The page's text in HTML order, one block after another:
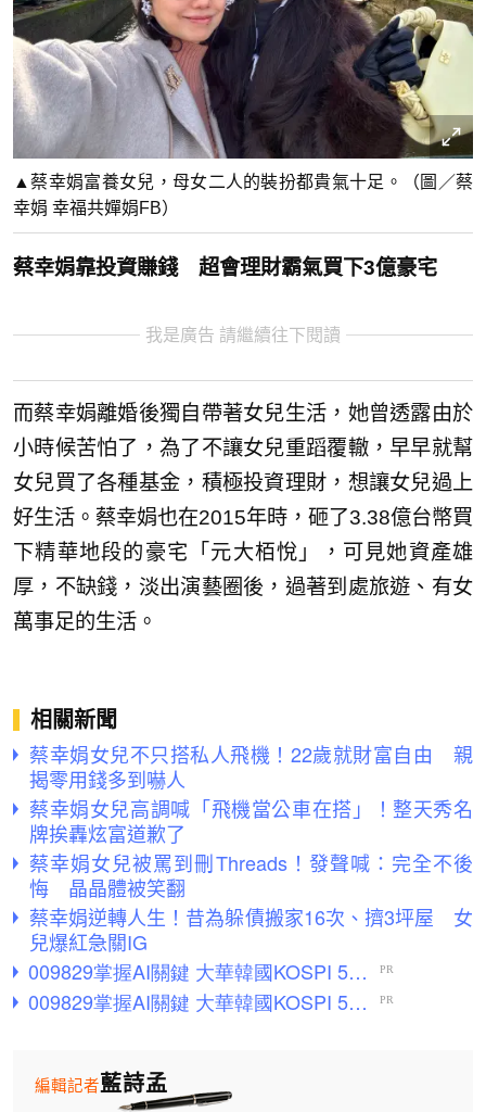
▲蔡幸娟富養女兒，母女二人的裝扮都貴氣十足。（圖／蔡
幸娟 幸福共嬋娟FB）
蔡幸娟靠投資賺錢 超會理財霸氣買下3億豪宅
我是廣告 請繼續往下閱讀
而蔡幸娟離婚後獨自帶著女兒生活，她曾透露由於
小時候苦怕了，為了不讓女兒重蹈覆轍，早早就幫
女兒買了各種基金，積極投資理財，想讓女兒過上
好生活。蔡幸娟也在2015年時，砸了3.38億台幣買
下精華地段的豪宅「元大栢悅 」，可見她資產雄
厚，不缺錢，淡出演藝圈後，過著到處旅遊、有女
萬事足的生活。
相關新聞
蔡幸娟女兒不只搭私人飛機！22歲就財富自由 親
揭零用錢多到嚇人
蔡幸娟女兒高調喊「飛機當公車在搭」！整天秀名
牌挨轟炫富道歉了
蔡幸娟女兒被罵到刪Threads！發聲喊：完全不後
悔 晶晶體被笑翻
蔡幸娟逆轉人生！昔為躲債搬家16次、擠3坪屋 女
兒爆紅急關IG
藍詩孟
編輯記者